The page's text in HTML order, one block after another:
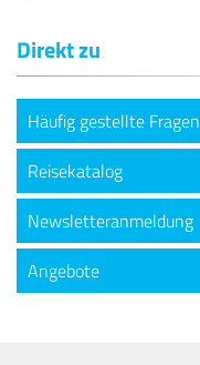
Direkt zu
Häufig gestellte Fragen
Reisekatalog
Newsletteranmeldung
Angebote